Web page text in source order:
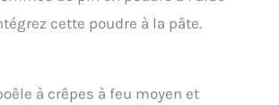
cette poudre à la pâte.
à crêpes à feu moyen et